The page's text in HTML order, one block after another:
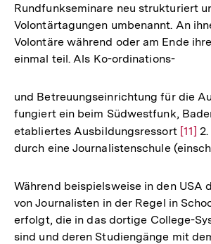
Rundfunkseminare neu strukturiert
Volontärtagungen umbenannt. An
Volontäre während oder am Ende
einmal teil. Als Ko-ordinations-
und Betreuungseinrichtung für die
fungiert ein beim Südwestfunk,
etabliertes Ausbildungsressort Zur
[11]
durch eine Journalistenschule
Während beispielsweise in den USA
von Journalisten in der Regel in
erfolgt, die in das dortige College-
sind und deren Studiengänge mit